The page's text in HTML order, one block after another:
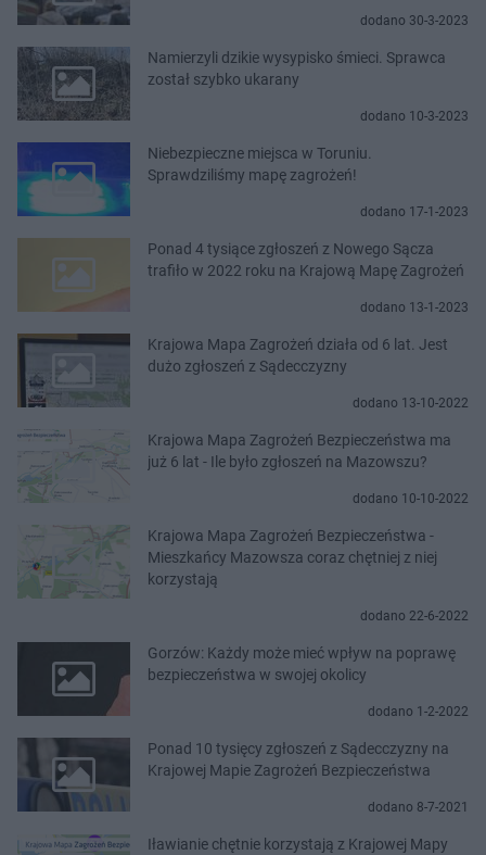
dodano 30-3-2023
Namierzyli dzikie wysypisko śmieci. Sprawca
został szybko ukarany
dodano 10-3-2023
Niebezpieczne miejsca w Toruniu.
Sprawdziliśmy mapę zagrożeń!
dodano 17-1-2023
Ponad 4 tysiące zgłoszeń z Nowego Sącza
trafiło w 2022 roku na Krajową Mapę Zagrożeń
dodano 13-1-2023
Krajowa Mapa Zagrożeń działa od 6 lat. Jest
dużo zgłoszeń z Sądecczyzny
dodano 13-10-2022
Krajowa Mapa Zagrożeń Bezpieczeństwa ma
już 6 lat - Ile było zgłoszeń na Mazowszu?
dodano 10-10-2022
Krajowa Mapa Zagrożeń Bezpieczeństwa -
Mieszkańcy Mazowsza coraz chętniej z niej
korzystają
dodano 22-6-2022
Gorzów: Każdy może mieć wpływ na poprawę
bezpieczeństwa w swojej okolicy
dodano 1-2-2022
Ponad 10 tysięcy zgłoszeń z Sądecczyzny na
Krajowej Mapie Zagrożeń Bezpieczeństwa
dodano 8-7-2021
Iławianie chętnie korzystają z Krajowej Mapy